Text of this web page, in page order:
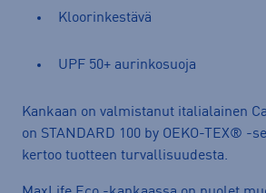
Kloorinkestävä
UPF 50+ aurinkosuoja
Kankaan on valmistanut italialainen
on STANDARD 100 by OEKO-TEX® -
kertoo tuotteen turvallisuudesta.